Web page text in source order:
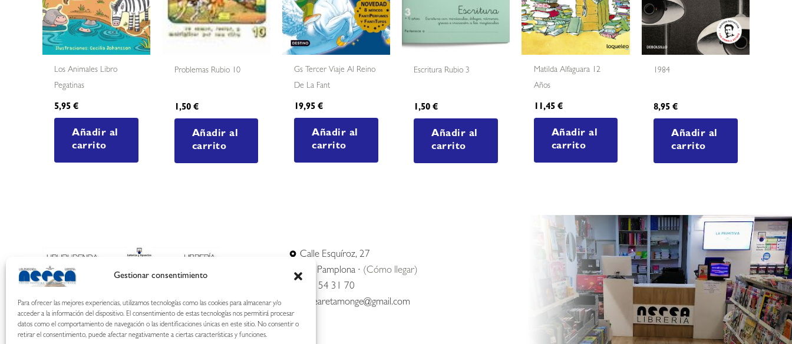
Gestionar consentimiento
Para ofrecer las mejores experiencias, utilizamos tecnologías como las cookies para almacenar y/o
acceder a la información del dispositivo. El consentimiento de estas tecnologías nos permitirá procesar
datos como el comportamiento de navegación o las identificaciones únicas en este sitio. No consentir o
retirar el consentimiento, puede afectar negativamente a ciertas características y funciones.
Los Animales Libro
Pegatinas
5,95€
Añadir al
carrito
Problemas Rubio 10
1,50 €
Añadir al
carrito
Gs Tercer Viaje Al Reino
De La Fant
19,95€
Añadir al
carrito
Escritura Rubio 3
1,50€
Añadir al
carrito
Matilda Alfaguara 12
Años
11,45 €
Añadir al
carrito
1984
8,95€
Añadir al
carrito
Calle Esquíroz, 27
31007 Pamplona · (Cómo llegar)
687 54 31 70
nerearetamonge@gmail.com